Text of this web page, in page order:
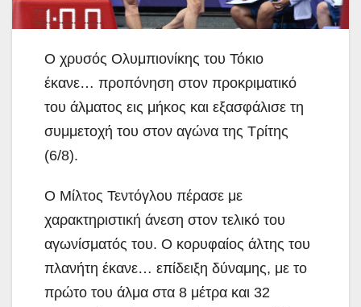
Ο χρυσός Ολυμπιονίκης του Τόκιο
έκανε… προπόνηση στον προκριματικό
του άλματος εις μήκος και εξασφάλισε τη
συμμετοχή του στον αγώνα της Τρίτης
(6/8).
Ο Μίλτος Τεντόγλου πέρασε με
χαρακτηριστική άνεση στον τελικό του
αγωνίσματός του. Ο κορυφαίος άλτης του
πλανήτη έκανε… επίδειξη δύναμης, με το
πρώτο του άλμα στα 8 μέτρα και 32